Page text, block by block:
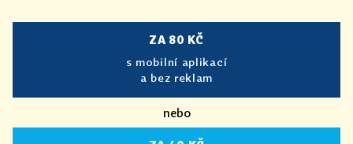
ZA 80 KČ
s mobilní aplikací
a bez reklam
nebo